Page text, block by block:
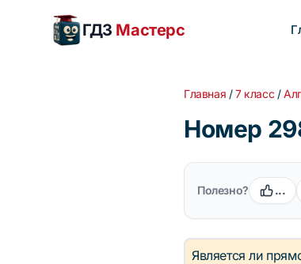
ГДЗ Мастерс
Главная /7 класс /
Номер
Полезно? ...
Является ли